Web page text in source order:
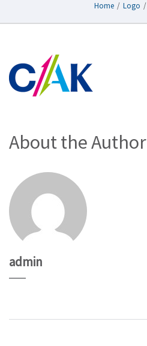
Home / Logo /
About the Author
admin